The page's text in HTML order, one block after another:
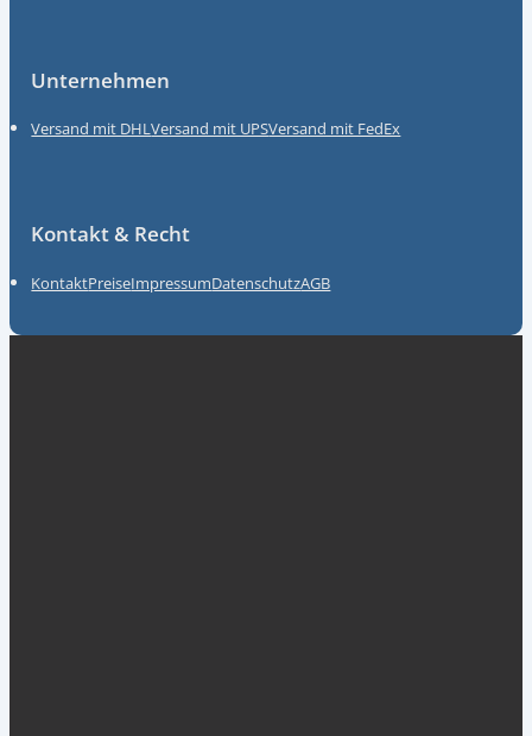
Unternehmen
Versand mit DHLVersand mit UPSVersand mit FedEx
Kontakt & Recht
KontaktPreiseImpressumDatenschutzAGB